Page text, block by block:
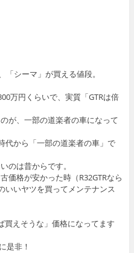
シーマ」が買える値段。
万円くらいで、実質「GTRは倍
が、一部の道楽者の車になって
代から「一部の道楽者の車」で
のは昔からです。
価格が安かった時（R32GTRなら
いいヤツを買ってメンテナンス
買えそうな」価格になってます
是非！